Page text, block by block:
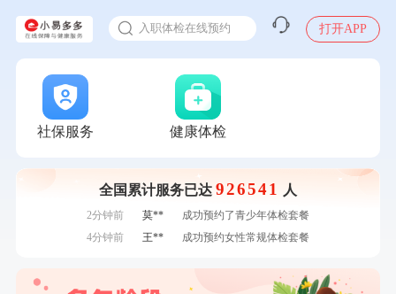
入职体检在线预约
打开APP
社保服务 健康体检
全国累计服务已达 926541 人
7分钟前 莫**
成功预约了健康体检一档
7分钟前
毛**
购买了汤臣倍健多维男士多种维生素矿物质片1.5g*60片*2
刚刚 罗**
购买了美的体重秤 MO-CW5 白色
刚刚
购买了美的体重秤 MO-CW5 白色
成功预约了精英体检套餐
成功预约了精英体检套餐
2分钟前
姜**
购买了五常稻花香2号大米
2分钟前
莫**
成功预约了青少年体检套餐
4分钟前
王**
成功预约女性常规体检套餐
6分钟前
购买了七年五季黑咖啡速溶低脂无添加蔗糖美式咖啡粉